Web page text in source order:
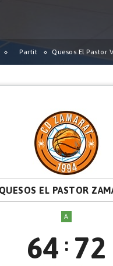
Partit Quesos El Pastor
QUESOS EL PASTOR
A
64 : 72